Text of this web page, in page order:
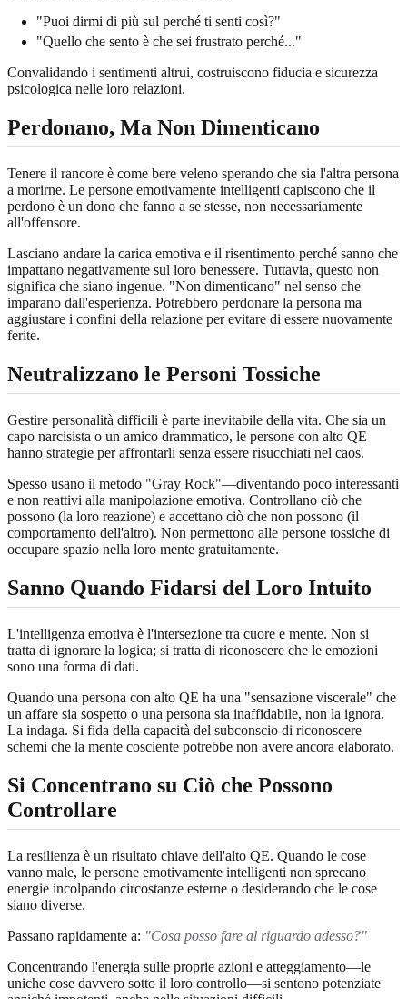
"Puoi dirmi di più sul perché ti senti così?"
"Quello che sento è che sei frustrato perché..."
Convalidando i sentimenti altrui, costruiscono fiducia e sicurezza
psicologica nelle loro relazioni.
Perdonano, Ma Non Dimenticano
Tenere il rancore è come bere veleno sperando che sia l'altra persona
a morirne. Le persone emotivamente intelligenti capiscono che il
perdono è un dono che fanno a se stesse, non necessariamente
all'offensore.
Lasciano andare la carica emotiva e il risentimento perché sanno che
impattano negativamente sul loro benessere. Tuttavia, questo non
significa che siano ingenue. "Non dimenticano" nel senso che
imparano dall'esperienza. Potrebbero perdonare la persona ma
aggiustare i confini della relazione per evitare di essere nuovamente
ferite.
Neutralizzano le Personi Tossiche
Gestire personalità difficili è parte inevitabile della vita. Che sia un
capo narcisista o un amico drammatico, le persone con alto QE
hanno strategie per affrontarli senza essere risucchiati nel caos.
Spesso usano il metodo "Gray Rock"—diventando poco interessanti
e non reattivi alla manipolazione emotiva. Controllano ciò che
possono (la loro reazione) e accettano ciò che non possono (il
comportamento dell'altro). Non permettono alle persone tossiche di
occupare spazio nella loro mente gratuitamente.
Sanno Quando Fidarsi del Loro Intuito
L'intelligenza emotiva è l'intersezione tra cuore e mente. Non si
tratta di ignorare la logica; si tratta di riconoscere che le emozioni
sono una forma di dati.
Quando una persona con alto QE ha una "sensazione viscerale" che
un affare sia sospetto o una persona sia inaffidabile, non la ignora.
La indaga. Si fida della capacità del subconscio di riconoscere
schemi che la mente cosciente potrebbe non avere ancora elaborato.
Si Concentrano su Ciò che Possono
Controllare
La resilienza è un risultato chiave dell'alto QE. Quando le cose
vanno male, le persone emotivamente intelligenti non sprecano
energie incolpando circostanze esterne o desiderando che le cose
siano diverse.
Passano rapidamente a: "Cosa posso fare al riguardo adesso?"
Concentrando l'energia sulle proprie azioni e atteggiamento—le
uniche cose davvero sotto il loro controllo—si sentono potenziate